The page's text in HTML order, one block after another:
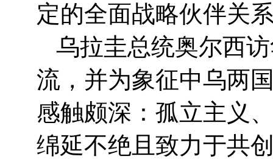
定的全面战略伙伴关
乌拉圭总统奥尔西
流，并为象征中乌两
感触颇深：孤立主义
绵延不绝且致力于共